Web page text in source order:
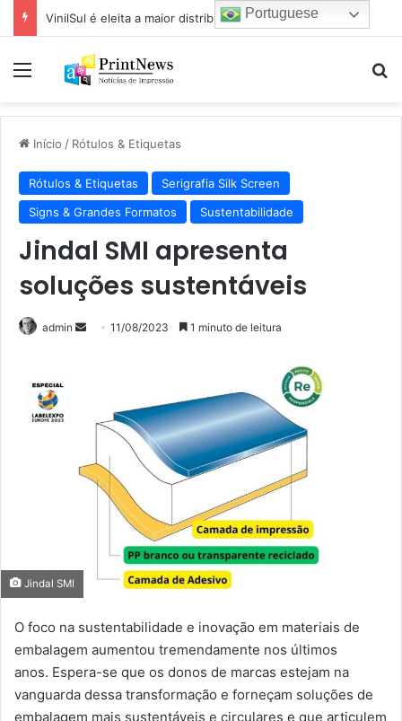
Menu
Início / Rótulos & Etiquetas
Rótulos & Etiquetas
Serigrafia Silk Screen
Signs & Grandes Formatos
Sustentabilidade
Jindal SMI apresenta
soluções sustentáveis
admin
Mande11/08/2023 1 minuto de leitura
Jindal SMI
O foco na sustentabilidade e inovação em materiais de
embalagem aumentou tremendamente nos últimos
anos. Espera-se que os donos de marcas estejam na
vanguarda dessa transformação e forneçam soluções de
embalagem mais sustentáveis ​​e circulares e que articulem
Portuguese